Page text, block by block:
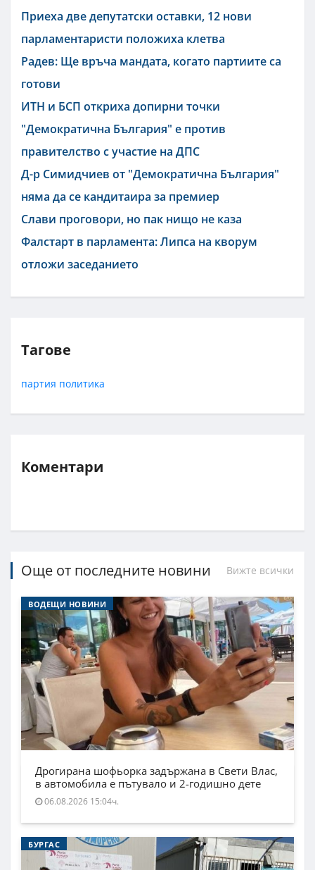
Приеха две депутатски оставки, 12 нови
парламентаристи положиха клетва
Радев: Ще връча мандата, когато партиите са
готови
ИТН и БСП откриха допирни точки
"Демократична България" е против
правителство с участие на ДПС
Д-р Симидчиев от "Демократична България"
няма да се кандитаира за премиер
Слави проговори, но пак нищо не каза
Фалстарт в парламента: Липса на кворум
отложи заседанието
Тагове
партия политика
Коментари
Още от последните новини Вижте всички
ВОДЕЩИ НОВИНИ
Дрогирана шофьорка задържана в Свети Влас,
в автомобила е пътувало и 2-годишно дете
06.08.2026 15:04ч.
БУРГАС